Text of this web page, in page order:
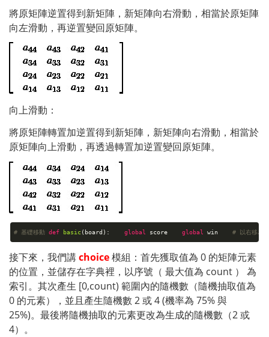
將原矩陣逆置得到新矩陣，新矩陣向右滑動，相當於原矩陣
向左滑動，再逆置變回原矩陣。
向上滑動：
將原矩陣轉置加逆置得到新矩陣，新矩陣向右滑動，相當於
原矩陣向上滑動，再透過轉置加逆置變回原矩陣。
# 基礎移動 def basic(board) : global scoreglobal win# 以右移為
接下來，我們講 choice模組：首先獲取值為 0 的矩陣元素
的位置，並儲存在字典裡，以序號（ 最大值為 count ） 為
索引。其次產生 [0,count) 範圍內的隨機數（隨機抽取值為
0 的元素），並且產生隨機數 2 或 4 (機率為 75% 與
25%)。最後將隨機抽取的元素更改為生成的隨機數（2 或
4）。